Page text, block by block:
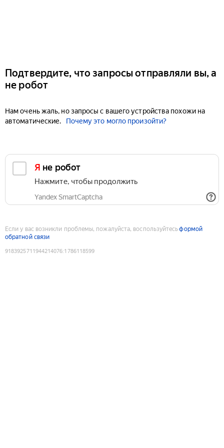
Подтвердите, что запросы отправляли вы, а
не робот
Нам очень жаль, но запросы с вашего устройства похожи на
автоматические.
Почему это могло произойти?
Я не робот
Нажмите, чтобы продолжить
Yandex SmartCaptcha
Если у вас возникли проблемы, пожалуйста, воспользуйтесьформой
обратной связи
9183925711944214076:1786118599